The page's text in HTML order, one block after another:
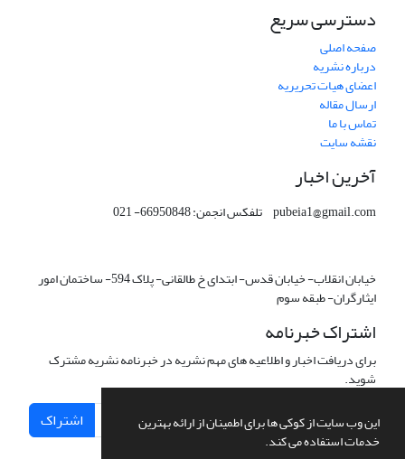
این وب سایت از کوکی ها برای اطمینان از ارائه بهترین
خدمات استفاده می کند.
دسترسی سریع
صفحه اصلی
درباره نشریه
اعضای هیات تحریریه
ارسال مقاله
تماس با ما
نقشه سایت
آخرین اخبار
pubeia1@gmail.com تلفکس انجمن: 66950848- 021
خیابان انقلاب- خیابان قدس- ابتدای خ طالقانی- پلاک 594- ساختمان امور
ایثارگران- طبقه سوم
اشتراک خبرنامه
برای دریافت اخبار و اطلاعیه های مهم نشریه در خبرنامه نشریه مشترک
شوید.
اشتراک